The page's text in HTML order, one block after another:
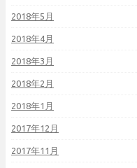
2018年5月
2018年4月
2018年3月
2018年2月
2018年1月
2017年12月
2017年11月